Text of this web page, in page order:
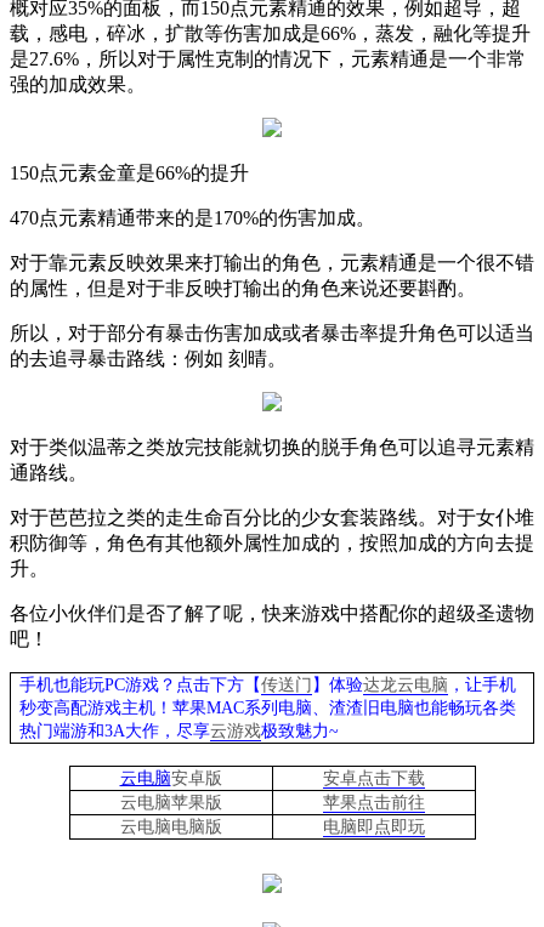
概对应35%的面板，而150点元素精通的效果，例如超导，超
载，感电，碎冰，扩散等伤害加成是66% ，蒸发，融化等提升
是27.6% ，所以对于属性克制的情况下，元素精通是一个非常
强的加成效果。
150点元素金童是66%的提升
470点元素精通带来的是170%的伤害加成。
对于靠元素反映效果来打输出的角色，元素精通是一个很不错
的属性，但是对于非反映打输出的角色来说还要斟酌。
所以，对于部分有暴击伤害加成或者暴击率提升角色可以适当
的去追寻暴击路线：例如 刻晴。
对于类似温蒂之类放完技能就切换的脱手角色可以追寻元素精
通路线。
对于芭芭拉之类的走生命百分比的少女套装路线。对于女仆堆
积防御等，角色有其他额外属性加成的，按照加成的方向去提
升。
各位小伙伴们是否了解了呢，快来游戏中搭配你的超级圣遗物
吧！
手机也能玩PC游戏？点击下方【传送门 】体验达龙云电脑 ，让手机
秒变高配游戏主机 ！苹果MAC系列电脑、渣渣旧电脑也能畅玩各类
热门端游和3A大作， 尽享云游戏极致魅力~
云电脑安卓版
安卓点击下载
云电脑苹果版
苹果点击前往
云电脑电脑 版 电脑即点即玩